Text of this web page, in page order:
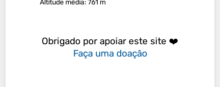
Altitude média: 761 m
Obrigado por apoiar este site ❤️
Faça uma doação